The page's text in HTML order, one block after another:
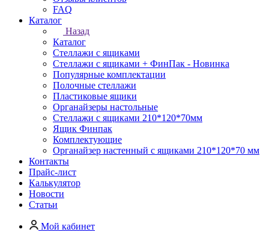
FAQ
Каталог
Назад
Каталог
Стеллажи с ящиками
Стеллажи с ящиками + ФинПак - Новинка
Популярные комплектации
Полочные стеллажи
Пластиковые ящики
Органайзеры настольные
Стеллажи с ящиками 210*120*70мм
Ящик Финпак
Комплектующие
Органайзер настенный с ящиками 210*120*70 мм
Контакты
Прайс-лист
Калькулятор
Новости
Статьи
Мой кабинет